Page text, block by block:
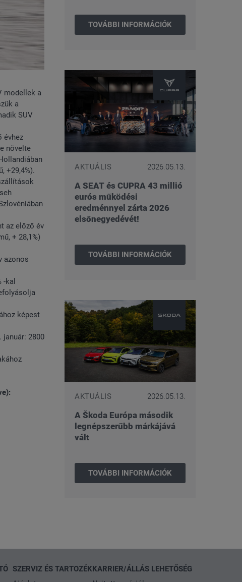
modellek a
a
SUV
évhez
növelte
+29,4%).
az előző év
+ 28,1%)
azonos
-kal
képest
január: 2800
TOVÁBBI INFORMÁCIÓK
AKTUÁLIS 2026.05.13.
A SEAT és CUPRA 43 millió
eurós működési
eredménnyel zárta 2026
elsőnegyedévét!
TOVÁBBI INFORMÁCIÓK
AKTUÁLIS 2026.05.13.
A Škoda Európa második
legnépszerűbb márkájává
vált
TOVÁBBI INFORMÁCIÓK
SZERVIZ ÉS TARTOZÉKKARRIER/ÁLLÁS LEHETŐSÉG